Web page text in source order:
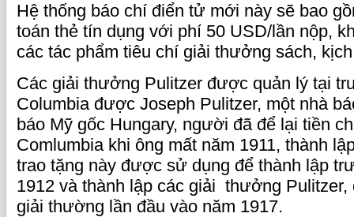
Hệ thống báo chí điển tử mới này sẽ bao
toán thẻ tín dụng với phí 50 USD/lần nộp,
các tác phẩm tiêu chí giải thưởng sách,
Các giải thưởng Pulitzer được quản lý tại
Columbia được Joseph Pulitzer, một nhà
báo Mỹ gốc Hungary, người đã để lại tiền
Comlumbia khi ông mất năm 1911, thành
trao tặng này được sử dụng để thành lập
1912 và thành lập các giải thưởng
giải thường lần đầu vào năm 1917.